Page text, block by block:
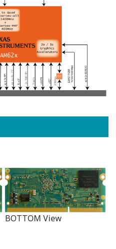
BOTTOM View